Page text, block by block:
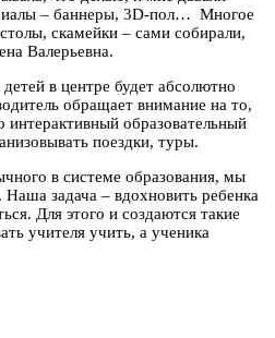
– баннеры, 3D-пол… Многое
скамейки – сами собирали,
Валерьевна.
в центре будет абсолютно
обращает внимание на то,
интерактивный образовательный
поездки, туры.
в системе образования, мы
задача – вдохновить ребенка
Для этого и создаются такие
учителя учить, а ученика